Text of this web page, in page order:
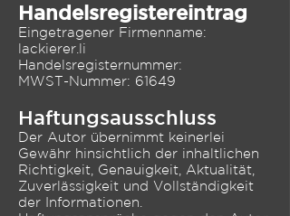
Handelsregistereintrag
Eingetragener Firmenname:
lackierer.li
Handelsregisternummer:
MWST-Nummer: 61649
Haftungsausschluss
Der Autor übernimmt keinerlei
Gewähr hinsichtlich der inhaltlichen
Richtigkeit, Genauigkeit, Aktualität,
Zuverlässigkeit und Vollständigkeit
der Informationen.